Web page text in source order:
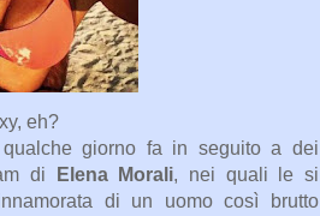
eh?
giorno fa in seguito a dei
di
Elena Morali, nei quali le si
di un uomo così brutto